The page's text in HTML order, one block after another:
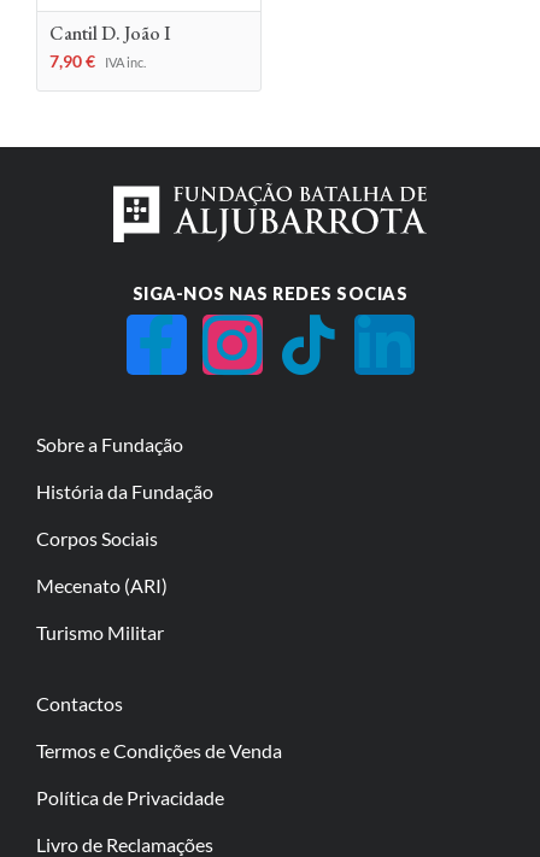
Cantil D. João I
7,90€ IVA inc.
SIGA-NOS NAS REDES SOCIAS
Sobre a Fundação
História da Fundação
Corpos Sociais
Mecenato (ARI)
Turismo Militar
Contactos
Termos e Condições de Venda
Política de Privacidade
Livro de Reclamações